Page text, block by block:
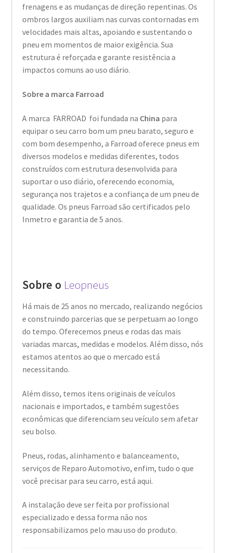
frenagens e as mudanças de direção repentinas. Os
ombros largos auxiliam nas curvas contornadas em
velocidades mais altas, apoiando e sustentando o
pneu em momentos de maior exigência. Sua
estrutura é reforçada e garante resistência a
impactos comuns ao uso diário.
Sobre a marca Farroad
A marca FARROAD foi fundada na China para
equipar o seu carro bom um pneu barato, seguro e
com bom desempenho, a Farroad oferece pneus em
diversos modelos e medidas diferentes, todos
construídos com estrutura desenvolvida para
suportar o uso diário, oferecendo economia,
segurança nos trajetos e a confiança de um pneu de
qualidade. Os pneus Farroad são certificados pelo
Inmetro e garantia de 5 anos.
Sobre o Leopneus
Há mais de 25 anos no mercado, realizando negócios
e construindo parcerias que se perpetuam ao longo
do tempo. Oferecemos pneus e rodas das mais
variadas marcas, medidas e modelos. Além disso, nós
estamos atentos ao que o mercado está
necessitando.
Além disso, temos itens originais de veículos
nacionais e importados, e também sugestões
econômicas que diferenciam seu veículo sem afetar
seu bolso.
Pneus, rodas, alinhamento e balanceamento,
serviços de Reparo Automotivo, enfim, tudo o que
você precisar para seu carro, está aqui.
A instalação deve ser feita por profissional
especializado e dessa forma não nos
responsabilizamos pelo mau uso do produto.